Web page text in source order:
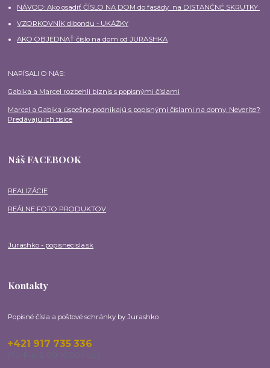
NÁVOD: Ako osadiť ČÍSLO NA DOM do fasády na DISTANČNÉ SKRUTKY
VZORKOVNÍK dibondu - UKÁŽKY
AKO OBJEDNAŤ číslo na dom od JURASHKA
NAPÍSALI O NÁS:
Gabika a Marcel rozbehli biznis s popisnými číslami
Marcel a Gabika úspešne podnikajú s popisnými číslami na domy. Neveríte?
Predávajú ich tisíce
Náš FACEBOOK
REALIZÁCIE
REÁLNE FOTO PRODUKTOV
Jurashko - popisnecisla.sk
Kontakty
Popisné čísla a poštové schránky by Jurashko
+421 917 735 336